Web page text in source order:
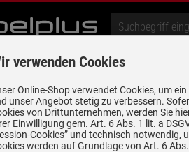
& Kochen Kühlen & Gefrieren
85.000 positive Bewertungen
Amazon und Trusted Shops
Startseite Spülen & Armaturen
verwenden Cookies
Online-Shop verwendet Cookies, um
unser Angebot stetig zu verbessern.
von Drittunternehmen, werden Sie
Einwilligung gem. Art. 6 Abs. 1 lit. a
Cookies” und technisch
werden auf Grundlage von Art. 6